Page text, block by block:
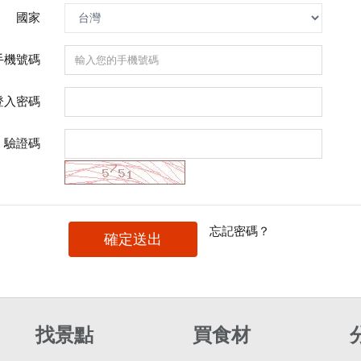
國家
機號碼
入密碼
驗證碼
確定送出
忘記密碼？
找景點 買食材